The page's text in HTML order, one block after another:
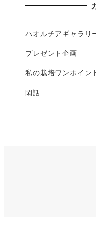
ハオルチアギャラリ
プレゼント企画
私の栽培ワンポイン
閑話